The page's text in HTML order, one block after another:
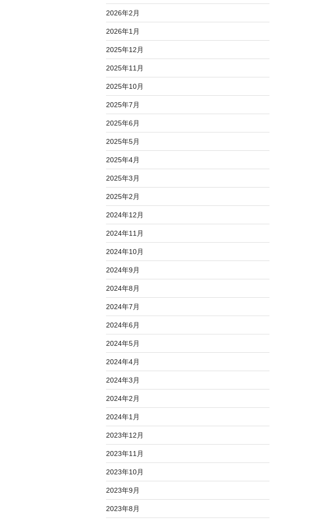
2026年2月
2026年1月
2025年12月
2025年11月
2025年10月
2025年7月
2025年6月
2025年5月
2025年4月
2025年3月
2025年2月
2024年12月
2024年11月
2024年10月
2024年9月
2024年8月
2024年7月
2024年6月
2024年5月
2024年4月
2024年3月
2024年2月
2024年1月
2023年12月
2023年11月
2023年10月
2023年9月
2023年8月